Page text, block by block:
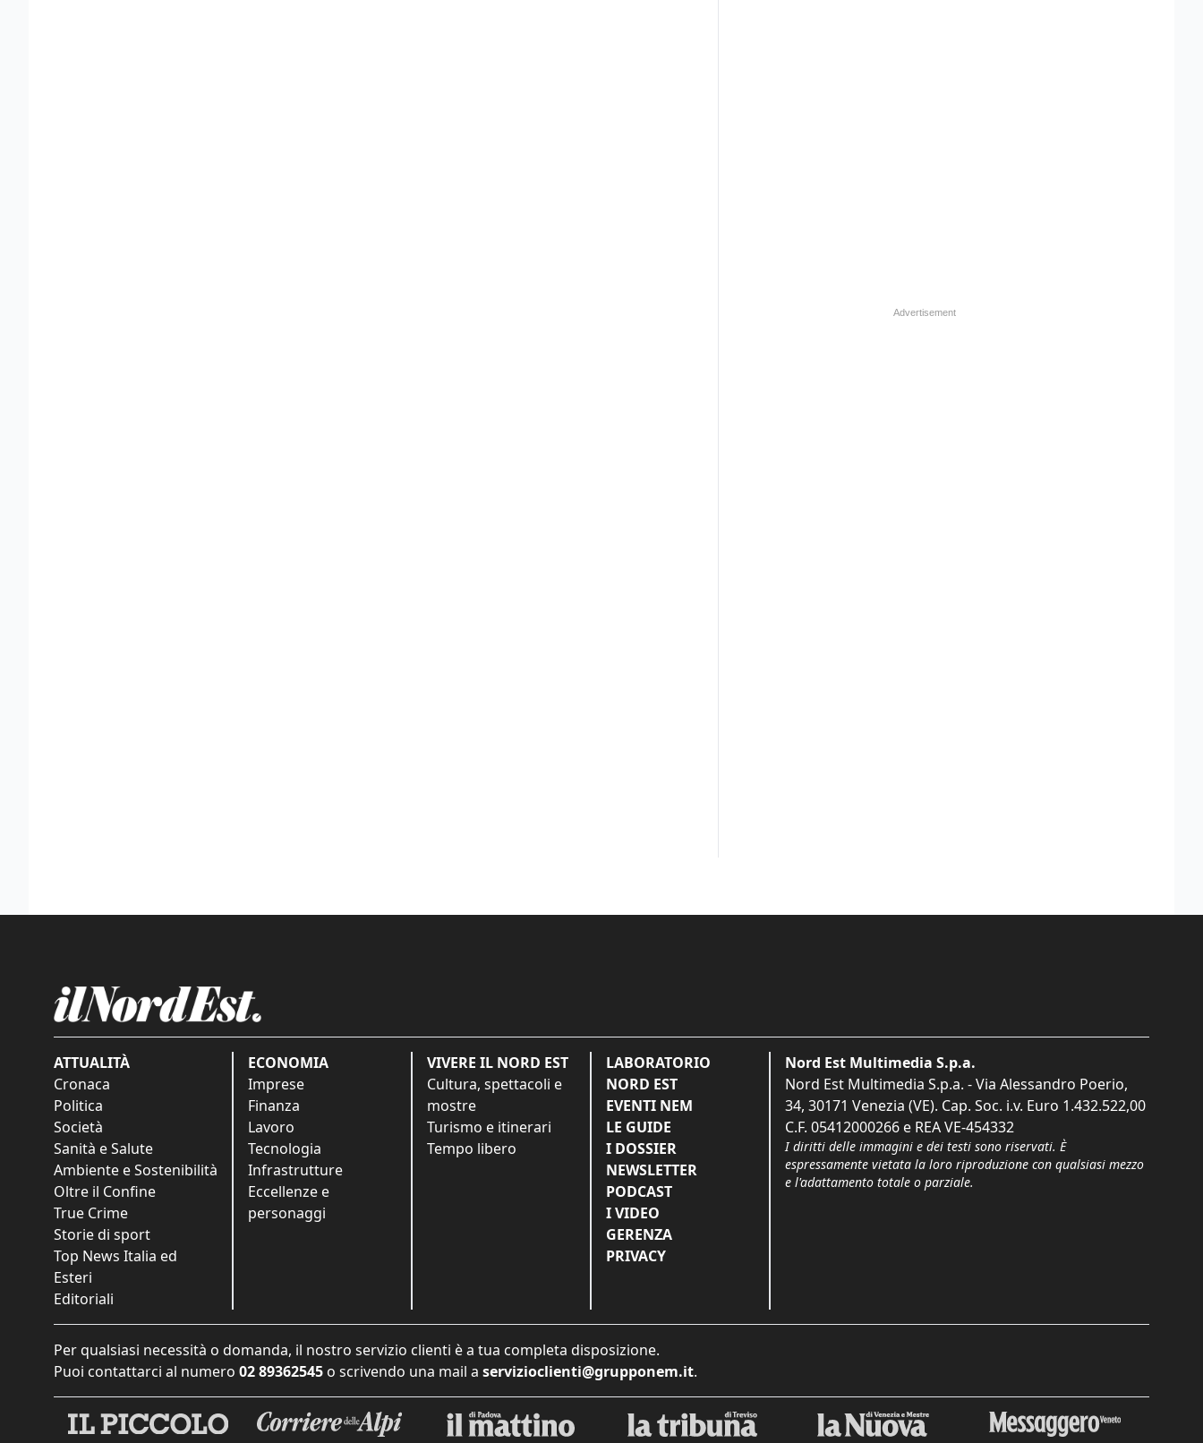
ATTUALITÀ
Cronaca
Politica
Società
Sanità e Salute
Ambiente e Sostenibilità
Oltre il Confine
True Crime
Storie di sport
Top News Italia ed
Esteri
Editoriali
ECONOMIA
Imprese
Finanza
Lavoro
Tecnologia
Infrastrutture
Eccellenze e
personaggi
VIVERE IL NORD EST
Cultura, spettacoli e
mostre
Turismo e itinerari
Tempo libero
LABORATORIO
NORD EST
EVENTI NEM
LE GUIDE
I DOSSIER
NEWSLETTER
PODCAST
I VIDEO
GERENZA
PRIVACY
Nord Est Multimedia S.p.a.
Nord Est Multimedia S.p.a. - Via Alessandro Poerio,
34, 30171 Venezia (VE). Cap. Soc. i.v. Euro 1.432.522,00
C.F. 05412000266 e REA VE-454332
I diritti delle immagini e dei testi sono riservati. È
espressamente vietata la loro riproduzione con qualsiasi mezzo
e l'adattamento totale o parziale.
Per qualsiasi necessità o domanda, il nostro servizio clienti è a tua completa disposizione.
Puoi contattarci al numero 02 89362545 o scrivendo una mail a servizioclienti@grupponem.it.